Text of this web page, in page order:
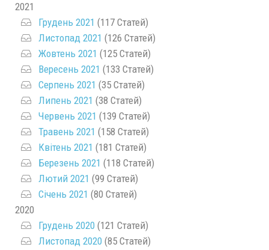
2021
Грудень 2021 (117 Статей)
Листопад 2021 (126 Статей)
Жовтень 2021 (125 Статей)
Вересень 2021 (133 Статей)
Серпень 2021 (35 Статей)
Липень 2021 (38 Статей)
Червень 2021 (139 Статей)
Травень 2021 (158 Статей)
Квітень 2021 (181 Статей)
Березень 2021 (118 Статей)
Лютий 2021 (99 Статей)
Січень 2021 (80 Статей)
2020
Грудень 2020 (121 Статей)
Листопад 2020 (85 Статей)